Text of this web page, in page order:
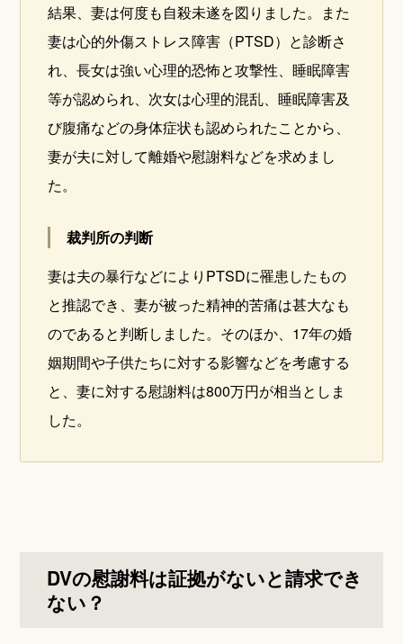
結果、妻は何度も自殺未遂を図りました。また
妻は心的外傷ストレス障害（PTSD）と診断さ
れ、長女は強い心理的恐怖と攻撃性、睡眠障害
等が認められ、次女は心理的混乱、睡眠障害及
び腹痛などの身体症状も認められたことから、
妻が夫に対して離婚や慰謝料などを求めまし
た。
裁判所の判断
妻は夫の暴行などによりPTSDに罹患したもの
と推認でき、妻が被った精神的苦痛は甚大なも
のであると判断しました。そのほか、17年の婚
姻期間や子供たちに対する影響などを考慮する
と、妻に対する慰謝料は800万円が相当としま
した。
DVの慰謝料は証拠がないと請求でき
ない？